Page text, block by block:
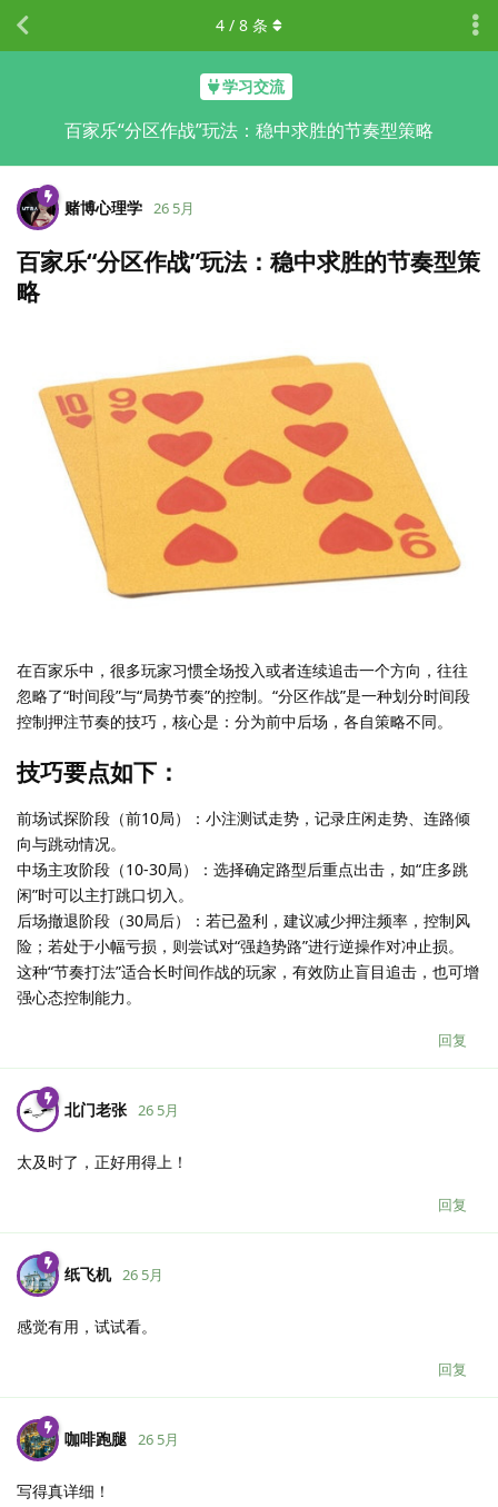
学习交流
百家乐“分区作战”玩法：稳中求胜的节奏型策略
4 / 8 条
赌博心理学 26 5月
百家乐“分区作战”玩法：稳中求胜的节奏型策
略
在百家乐中，很多玩家习惯全场投入或者连续追击一个方向，往往
忽略了“时间段”与“局势节奏”的控制。“分区作战”是一种划分时间段
控制押注节奏的技巧，核心是：分为前中后场，各自策略不同。
技巧要点如下：
前场试探阶段（前10局）：小注测试走势，记录庄闲走势、连路倾
向与跳动情况。
中场主攻阶段（10-30局）：选择确定路型后重点出击，如“庄多跳
闲”时可以主打跳口切入。
后场撤退阶段（30局后）：若已盈利，建议减少押注频率，控制风
险；若处于小幅亏损，则尝试对“强趋势路”进行逆操作对冲止损。
这种“节奏打法”适合长时间作战的玩家，有效防止盲目追击，也可增
强心态控制能力。
回复
北门老张 26 5月
太及时了，正好用得上！
回复
纸飞机 26 5月
感觉有用，试试看。
回复
咖啡跑腿 26 5月
写得真详细！